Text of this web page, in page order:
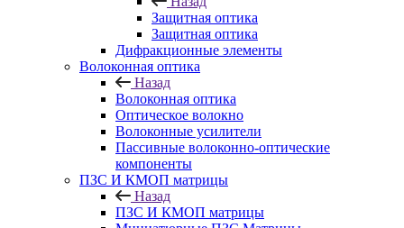
Защитная оптика
Защитная оптика
Дифракционные элементы
Волоконная оптика
Назад
Волоконная оптика
Оптическое волокно
Волоконные усилители
Пассивные волоконно-оптические
компоненты
ПЗС И КМОП матрицы
Назад
ПЗС И КМОП матрицы